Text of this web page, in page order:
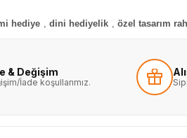
hediye , dini hediyelik , özel tasarım
& Değişim
İade koşullarımız.